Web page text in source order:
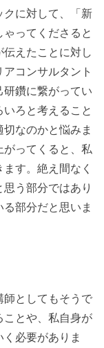
クに対して、「新
ってくださると
えたことに対し
コンサルタント
鑽に繋がってい
ろと考えること
なのかと悩みま
ってくると、私
す。絶え間なく
う部分ではあり
部分だと思いま
師としてもそうで
とや、私自身が
必要がありま